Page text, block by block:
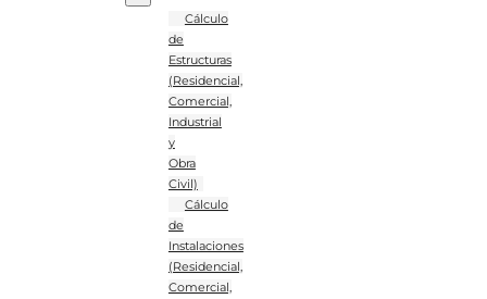
Cálculo
de
Estructuras
(Residencial,
Comercial,
Industrial
y
Obra
Civil)
Cálculo
de
Instalaciones
(Residencial,
Comercial,